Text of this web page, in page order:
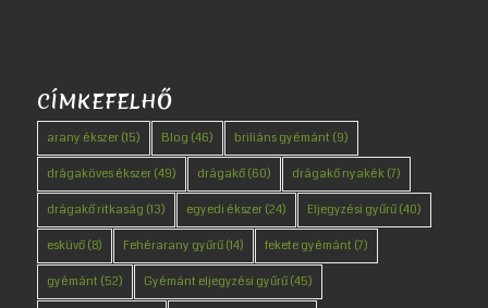
CÍMKEFELHŐ
arany ékszer(15) Blog (46) briliáns gyémánt (9)
drágaköves ékszer(49) drágakő(60) drágakő nyakék(7)
drágakő ritkaság (13) egyedi ékszer(24) Eljegyzési gyűrű(40)
esküvő(8) Fehérarany gyűrű(14) fekete gyémánt (7)
gyémánt (52) Gyémánt eljegyzési gyűrű(45)